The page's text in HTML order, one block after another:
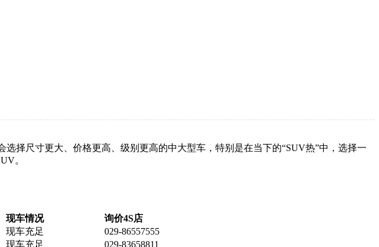
择尺寸更大、价格更高、级别更高的中大型车，特别是在当下的“SUV热”中，选择一
。
现车情况
询价4S店
现车充足
029-86557555
现车充足
029-83658811